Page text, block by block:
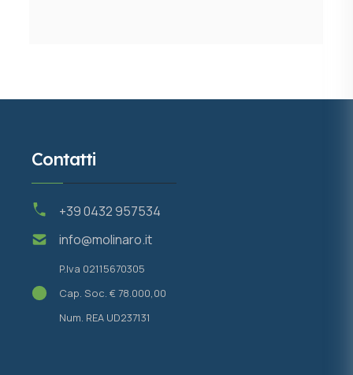
Contatti
+39 0432 957534
info@molinaro.it
P.Iva 02115670305
Cap. Soc. € 78.000,00
Num. REA UD237131